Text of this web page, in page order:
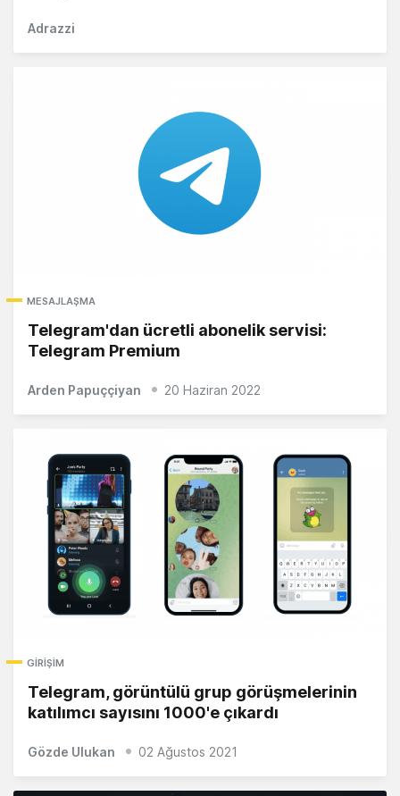
Adrazzi
MESAJLAŞMA
Telegram'dan ücretli abonelik servisi:
Telegram Premium
Arden Papuççiyan 20 Haziran 2022
GIRIŞIM
Telegram, görüntülü grup görüşmelerinin
katılımcı sayısını 1000'e çıkardı
Gözde Ulukan 02 Ağustos 2021